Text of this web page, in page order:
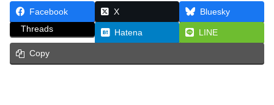
Facebook X
Bluesky
Threads
Hatena LINE
Copy